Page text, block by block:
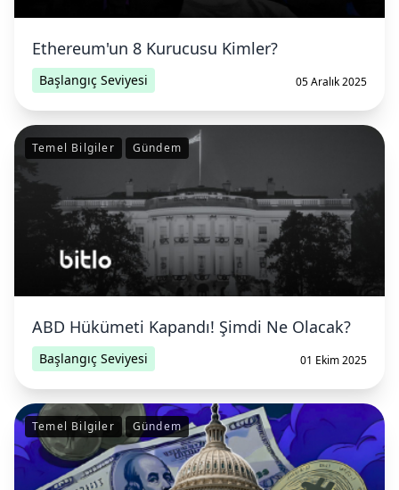
Ethereum'un 8 Kurucusu Kimler?
Başlangıç Seviyesi 05 Aralık 2025
Temel Bilgiler Gündem
ABD Hükümeti Kapandı! Şimdi Ne Olacak?
Başlangıç Seviyesi 01 Ekim 2025
Temel Bilgiler Gündem